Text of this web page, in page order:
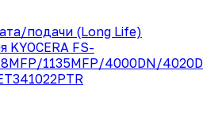
подачи (Long Life)
FS-
1135MFP/4000DN/